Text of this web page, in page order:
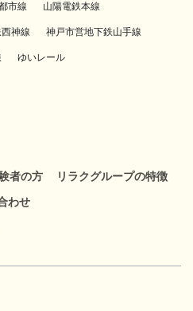
市線 山陽電鉄本線
神線 神戸市営地下鉄山手線
ゆいレール
者の方
リラクグループの特徴
わせ